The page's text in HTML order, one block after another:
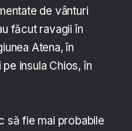
de vânturi
făcut ravagii în
Atena, în
insula Chios, în
să fie mai probabile